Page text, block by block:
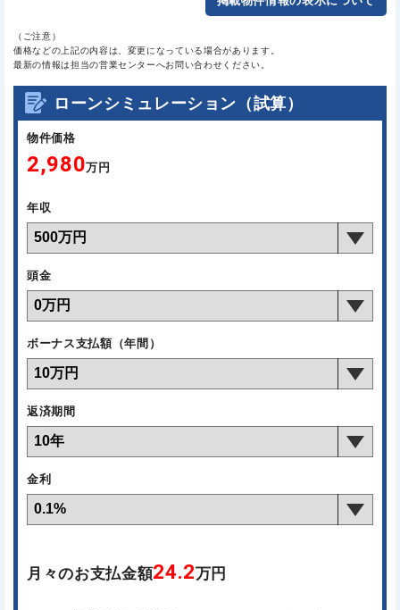
（ご注意）
価格などの上記の内容は、変更になっている場合があります。
最新の情報は担当の営業センターへお問い合わせください。
ローンシミュレーション（試算）
物件価格
2,980万円
年収
頭金
ボーナス支払額（年間）
返済期間
金利
月々のお支払金額24.2万円